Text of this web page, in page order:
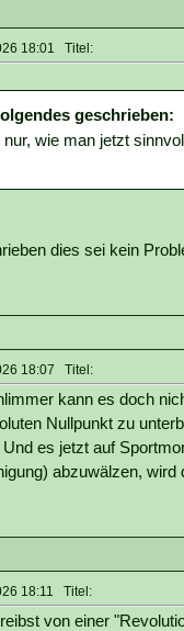
18:01 Titel:
geschrieben:
wie man jetzt
dies sei kein
18:07 Titel:
kann es doch
Nullpunkt zu
es jetzt auf
abzuwälzen,
18:11 Titel:
von einer